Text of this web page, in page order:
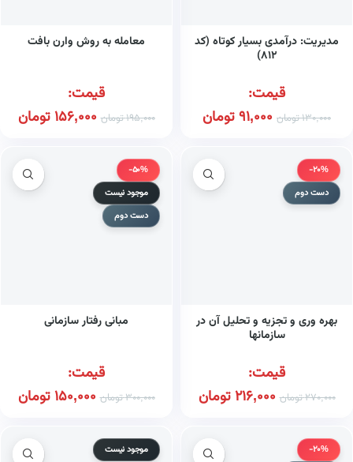
مدیریت: درآمدی بسیار کوتاه (کد
۸۱۲)
قیمت:
130,000تومان 91,000تومان
معامله به روش وارن بافت
قیمت:
195,000تومان 156,000تومان
-20%
دست دوم
بهره وری و تجزیه و تحلیل آن در
سازمانها
قیمت:
270,000تومان 216,000تومان
-50%
موجود نیست
دست دوم
مبانی رفتار سازمانی
قیمت:
300,000تومان 150,000تومان
-20%
موجود نیست